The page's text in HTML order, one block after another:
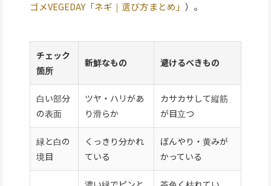
ゴメVEGEDAY「ネギ｜選び方まとめ」 ）。
チェック
箇所
新鮮なもの 避けるべきもの
白い部分
の表面
ツヤ・ハリがあ
り滑らか
カサカサして縦筋
が目立つ
緑と白の
境目
くっきり分かれ
ている
ぼんやり・黄みが
かっている